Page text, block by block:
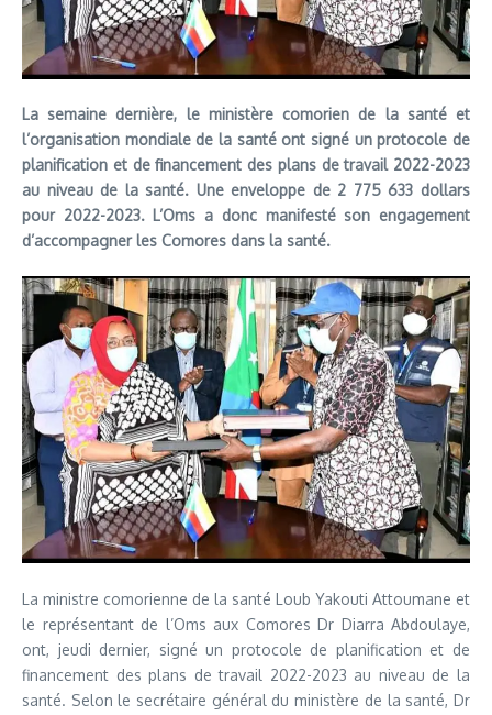
La semaine dernière, le ministère comorien de la santé et
l’organisation mondiale de la santé ont signé un protocole de
planification et de financement des plans de travail 2022-2023
au niveau de la santé. Une enveloppe de 2 775 633 dollars
pour 2022-2023. L’Oms a donc manifesté son engagement
d’accompagner les Comores dans la santé.
La ministre comorienne de la santé Loub Yakouti Attoumane et
le représentant de l’Oms aux Comores Dr Diarra Abdoulaye,
ont, jeudi dernier, signé un protocole de planification et de
financement des plans de travail 2022-2023 au niveau de la
santé. Selon le secrétaire général du ministère de la santé, Dr